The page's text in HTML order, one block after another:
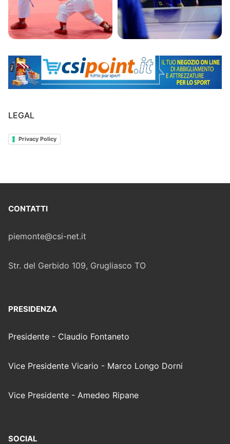
LEGAL
Privacy Policy
CONTATTI
piemonte@csi-net.it
Str. del Gerbido 109, Grugliasco TO
PRESIDENZA
Presidente - Claudio Fontaneto
Vice Presidente Vicario - Marco Longo Dorni
Vice Presidente - Amedeo Ripane
SOCIAL